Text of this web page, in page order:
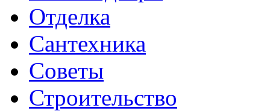
Отделка
Сантехника
Советы
Строительство